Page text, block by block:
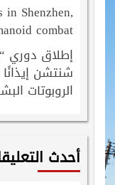
Shenzhen,
combat
إطلاق دوري
شنتشن إيذانًا
الروبوتات
أحدث